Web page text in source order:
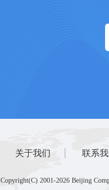
关于我们 联系
Copyright(C) 2001-2026 Beijing